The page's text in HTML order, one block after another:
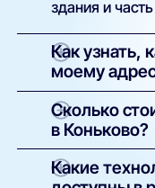
здания и
Как узнать,
моему
Просто
дома) в
покажет
провайдеров
стоимости,
Сколько
в Коньково?
У большинства
подключение
Какие